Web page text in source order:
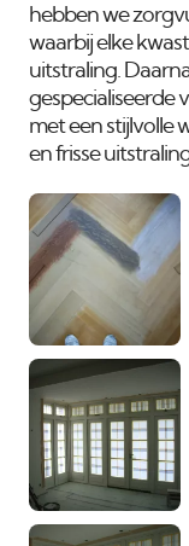
hebben we
waarbij elke
uitstraling.
gespecialiseerde
met een stijlvolle
en frisse